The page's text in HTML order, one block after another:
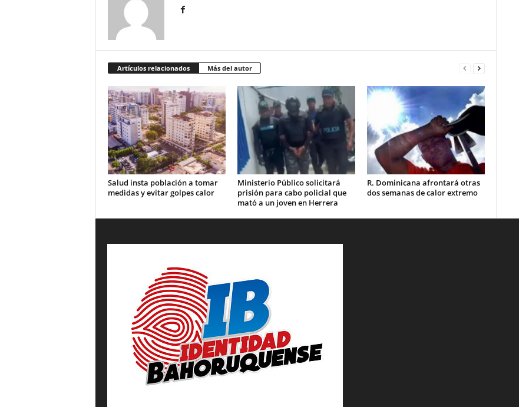
Artículos relacionados Más del autor
Salud insta población a tomar
medidas y evitar golpes calor
Ministerio Público solicitará
prisión para cabo policial que
mató a un joven en Herrera
R. Dominicana afrontará otras
dos semanas de calor extremo